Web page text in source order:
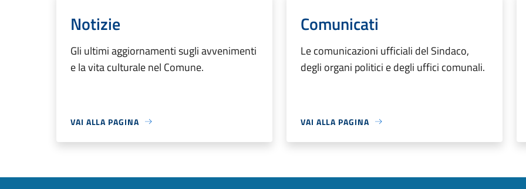
Notizie
Gli ultimi aggiornamenti sugli avvenimenti
e la vita culturale nel Comune.
VAI ALLA PAGINA
Comunicati
Le comunicazioni ufficiali del Sindaco,
degli organi politici e degli uffici comunali.
VAI ALLA PAGINA